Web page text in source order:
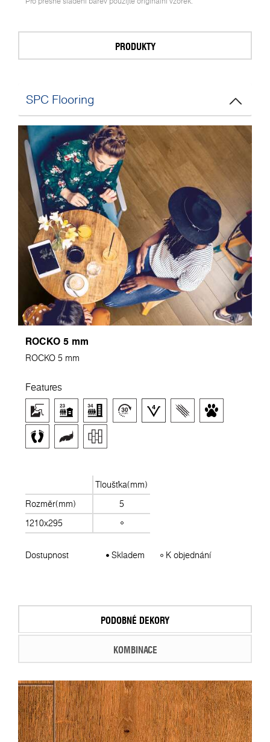
PRODUKTY
SPC Flooring
ROCKO 5 mm
ROCKO 5 mm
Features
Tloušťka(mm)
Rozměr(mm)
5
1210x295
Dostupnost Skladem K objednání
PODOBNÉ DEKORY
KOMBINACE